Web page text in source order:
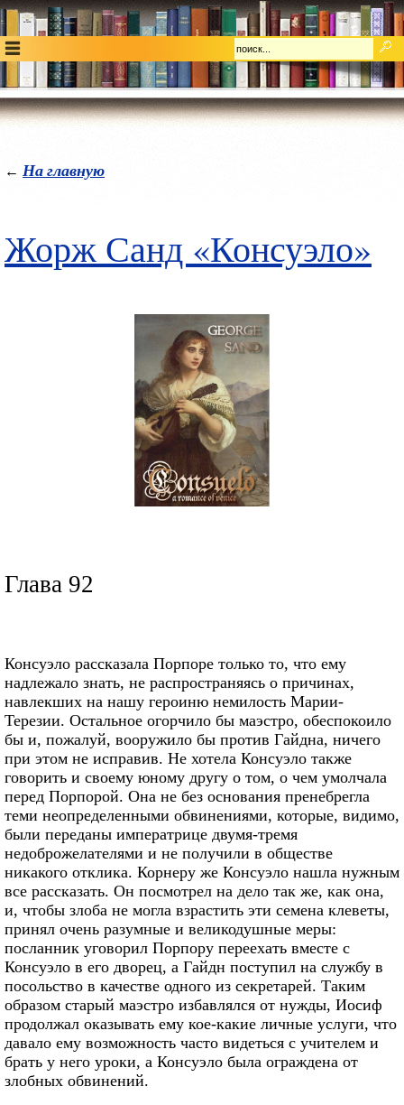
← На главную
Жорж Санд «Консуэло»
Глава 92
Консуэло рассказала Порпоре только то, что ему
надлежало знать, не распространяясь о причинах,
навлекших на нашу героиню немилость Марии-
Терезии. Остальное огорчило бы маэстро, обеспокоило
бы и, пожалуй, вооружило бы против Гайдна, ничего
при этом не исправив. Не хотела Консуэло также
говорить и своему юному другу о том, о чем умолчала
перед Порпорой. Она не без основания пренебрегла
теми неопределенными обвинениями, которые, видимо,
были переданы императрице двумя-тремя
недоброжелателями и не получили в обществе
никакого отклика. Корнеру же Консуэло нашла нужным
все рассказать. Он посмотрел на дело так же, как она,
и, чтобы злоба не могла взрастить эти семена клеветы,
принял очень разумные и великодушные меры:
посланник уговорил Порпору переехать вместе с
Консуэло в его дворец, а Гайдн поступил на службу в
посольство в качестве одного из секретарей. Таким
образом старый маэстро избавлялся от нужды, Иосиф
продолжал оказывать ему кое-какие личные услуги, что
давало ему возможность часто видеться с учителем и
брать у него уроки, а Консуэло была ограждена от
злобных обвинений.